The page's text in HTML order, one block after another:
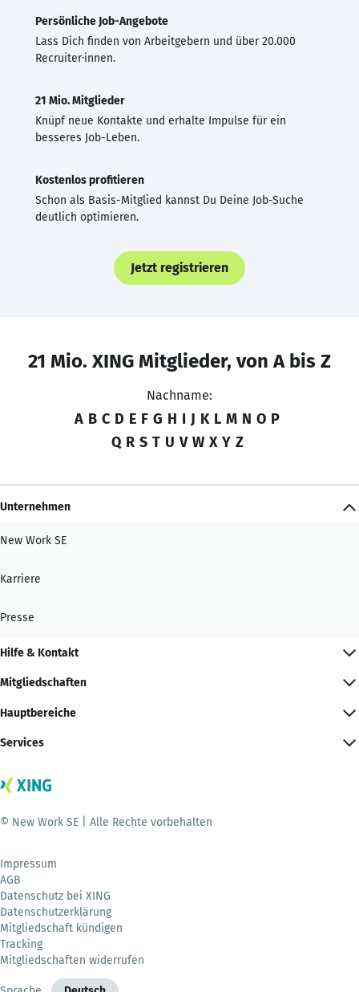
Persönliche Job-Angebote
Lass Dich finden von Arbeitgebern und über 20.000
Recruiter·innen.
21 Mio. Mitglieder
Knüpf neue Kontakte und erhalte Impulse für ein
besseres Job-Leben.
Kostenlos profitieren
Schon als Basis-Mitglied kannst Du Deine Job-Suche
deutlich optimieren.
Jetzt registrieren
21 Mio. XING Mitglieder, von A bis Z
Nachname:
A B C D E F G H I J K L M N O P
Q R S T U V W X Y Z
Unternehmen
New Work SE
Karriere
Presse
Hilfe & Kontakt
Mitgliedschaften
Hauptbereiche
Services
© New Work SE | Alle Rechte vorbehalten
Impressum
AGB
Datenschutz bei XING
Datenschutzerklärung
Mitgliedschaft kündigen
Tracking
Mitgliedschaften widerrufen